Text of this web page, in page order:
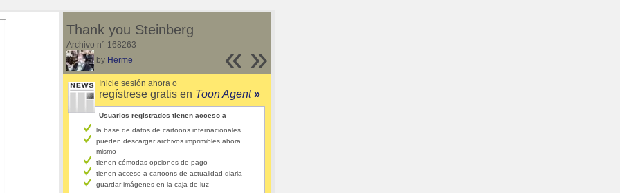
»
«
Thank you Steinberg
Archivo n° 168263
by Herme
Inicie sesión ahora o
regístrese gratis en Toon Agent »
Usuarios registrados tienen acceso a
la base de datos de cartoons internacionales
pueden descargar archivos imprimibles ahora
mismo
tienen cómodas opciones de pago
tienen acceso a cartoons de actualidad diaria
guardar imágenes en la caja de luz